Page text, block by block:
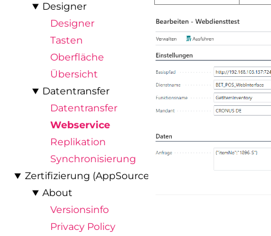
Designer
Designer
Tasten
Oberfläche
Übersicht
Datentransfer
Datentransfer
Webservice
Replikation
Synchronisierung
Zertifizierung (AppSource)
About
Versionsinfo
Privacy Policy